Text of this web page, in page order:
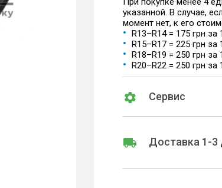
указанной. В случае,
момент нет, к его
R13–R14 = 175 грн за
R15–R17 = 225 грн за
R18–R19 = 250 грн за
R20–R22 = 250 грн за
Сервис
Доставка 1-3